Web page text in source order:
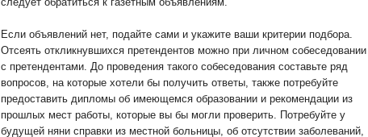
Если объявлений нет, подайте сами и укажите ваши критерии подбора.
Отсеять откликнувшихся претендентов можно при личном собеседовании
с претендентами. До проведения такого собеседования составьте ряд
вопросов, на которые хотели бы получить ответы, также потребуйте
предоставить дипломы об имеющемся образовании и рекомендации из
прошлых мест работы, которые вы бы могли проверить. Потребуйте у
будущей няни справки из местной больницы, об отсутствии заболеваний,